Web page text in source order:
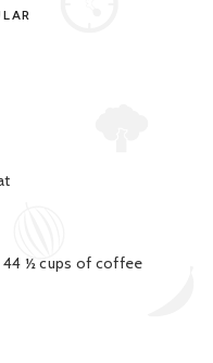
44 ½ cups of coffee